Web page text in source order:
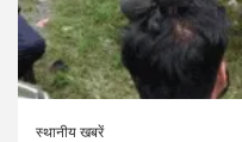
स्थानीय खबरें